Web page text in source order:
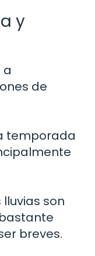
y
de
temporada
son
breves.